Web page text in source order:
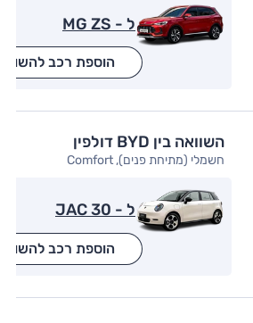
ל - MG ZS
הוספת רכב להשוואה
השוואה בין BYD דולפין
חשמלי (מתיחת פנים), Comfort
ל - JAC 30
הוספת רכב להשוואה